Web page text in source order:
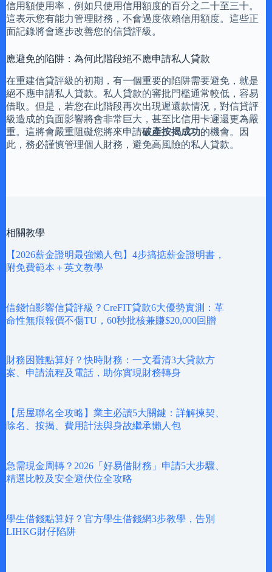
信用額使用率，例如只使用信用額度的百分之二十至三十。
這表示您有能力管理財務，不會過度依賴信用額度。這些正
面記錄將會逐步改善您的信貸評級。
應避免的陷阱：為何此階段絕不應申請私人貸款
在重建信貸評級的初期，有一個重要的陷阱需要避免，就是
絕不應申請私人貸款。私人貸款的審批門檻通常較低，容易
借取。但是，若您在此階段再次出現遲還款情況，對信貸評
級造成的負面影響將會非常巨大，甚至比信用卡遲還更為嚴
重。這將會嚴重阻礙您將來申請破產按揭成功的機會。因
此，務必謹慎管理個人財務，避免高風險的私人貸款。
相關教學
【2026薪金證明最強懶人包】4步搞掂薪金證明書，
附免費範本＋英文教學
借錢怕影響信貸評級？CreFIT貸款6大優勢實測：革
命性無痕報價不傷TU，60秒批核兼賺$20,000回贈
財務困難點算好？快時財務：一文看清3大貸款方
案、申請流程及電話，助你實現財務轉身
【居屋聯名全攻略】業主必讀5大關鍵：詳解揀契、
除名、按揭、費用計法與身故繼承懶人包
急需現金周轉？2026「好易借財務」申請5大步驟、
精選比較及安全避伏位全攻略
學生借錢點算好？官方學生借錢網3步教學，告別
LIHKG財仔陷阱